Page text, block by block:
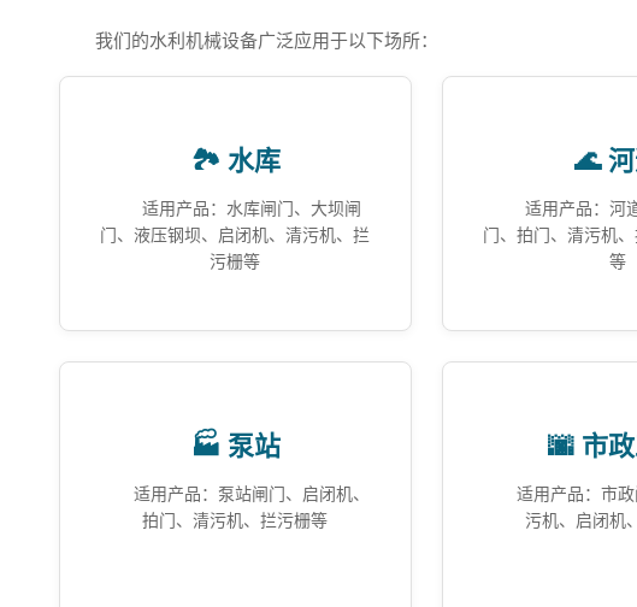
我们的水利机械设备广泛应用于以下场所：
🏞️ 水库
适用产品：水库闸门、大坝闸
门、液压钢坝、启闭机、清污机、拦
污栅等
🌊
适用产品：河
门、拍门、清污机
等
🏭 泵站
适用产品：泵站闸门、启闭机、
拍门、清污机、拦污栅等
🌆 市
适用产品：市
污机、启闭机